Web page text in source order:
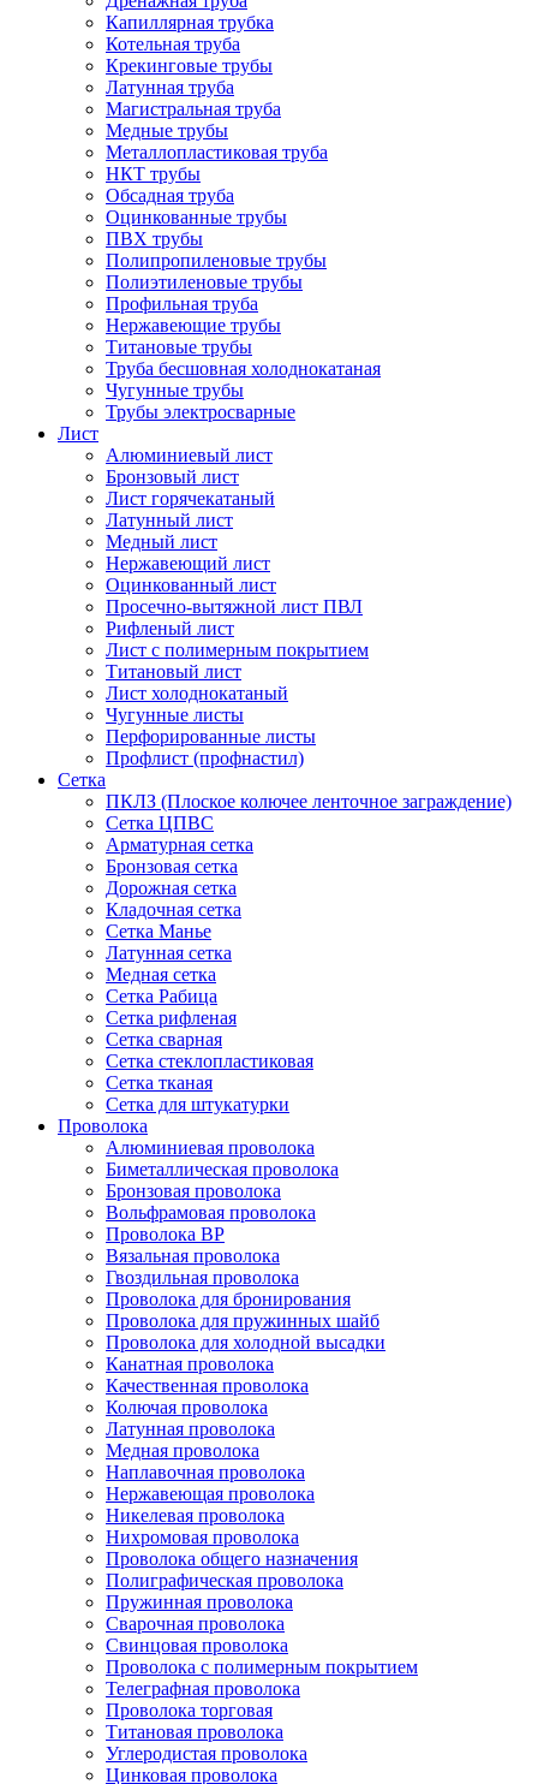
Капиллярная трубка
Котельная труба
Крекинговые трубы
Латунная труба
Магистральная труба
Медные трубы
Металлопластиковая труба
НКТ трубы
Обсадная труба
Оцинкованные трубы
ПВХ трубы
Полипропиленовые трубы
Полиэтиленовые трубы
Профильная труба
Нержавеющие трубы
Титановые трубы
Труба бесшовная холоднокатаная
Чугунные трубы
Трубы электросварные
Лист
Алюминиевый лист
Бронзовый лист
Лист горячекатаный
Латунный лист
Медный лист
Нержавеющий лист
Оцинкованный лист
Просечно-вытяжной лист ПВЛ
Рифленый лист
Лист с полимерным покрытием
Титановый лист
Лист холоднокатаный
Чугунные листы
Перфорированные листы
Профлист (профнастил)
Сетка
ПКЛЗ (Плоское колючее ленточное заграждение)
Сетка ЦПВС
Арматурная сетка
Бронзовая сетка
Дорожная сетка
Кладочная сетка
Сетка Манье
Латунная сетка
Медная сетка
Сетка Рабица
Сетка рифленая
Сетка сварная
Сетка стеклопластиковая
Сетка тканая
Сетка для штукатурки
Проволока
Алюминиевая проволока
Биметаллическая проволока
Бронзовая проволока
Вольфрамовая проволока
Проволока ВР
Вязальная проволока
Гвоздильная проволока
Проволока для бронирования
Проволока для пружинных шайб
Проволока для холодной высадки
Канатная проволока
Качественная проволока
Колючая проволока
Латунная проволока
Медная проволока
Наплавочная проволока
Нержавеющая проволока
Никелевая проволока
Нихромовая проволока
Проволока общего назначения
Полиграфическая проволока
Пружинная проволока
Сварочная проволока
Свинцовая проволока
Проволока с полимерным покрытием
Телеграфная проволока
Проволока торговая
Титановая проволока
Углеродистая проволока
Цинковая проволока